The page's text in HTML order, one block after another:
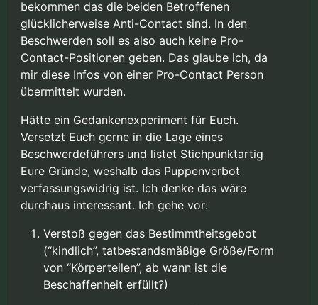
bekommen das die beiden Betroffenen
glücklicherweise Anti-Contact sind. In den
Beschwerden soll es also auch keine Pro-
Contact-Positionen geben. Das glaube ich, da
mir diese Infos von einer Pro-Contact Person
übermittelt wurden.
Hätte ein Gedankenexperiment für Euch.
Versetzt Euch gerne in die Lage eines
Beschwerdeführers und listet Stichpunktartig
Eure Gründe, weshalb das Puppenverbot
verfassungswidrig ist. Ich denke das wäre
durchaus interessant. Ich gehe vor:
Verstoß gegen das Bestimmtheitsgebot
(“kindlich”, tatbestandsmäßige Größe/Form
von “Körperteilen”, ab wann ist die
Beschaffenheit erfüllt?)